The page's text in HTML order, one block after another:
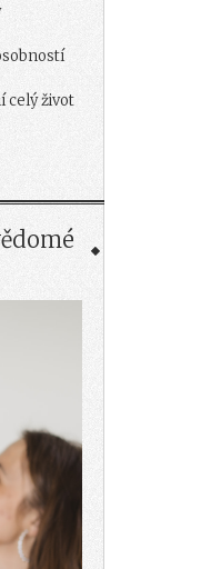
celý život